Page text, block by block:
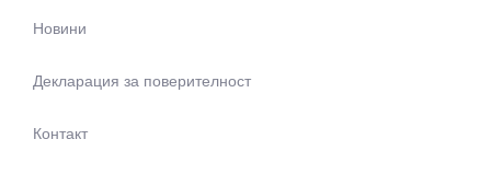
Новини
Декларация за поверителност
Контакт